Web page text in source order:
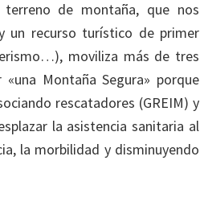
de montaña, que nos
un recurso turístico de primer
moviliza más de tres
Montaña Segura» porque
rescatadores (GREIM) y
la asistencia sanitaria al
la morbilidad y disminuyendo